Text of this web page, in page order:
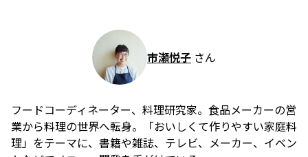
市瀬悦子 さん
フードコーディネーター、料理研究家。食品メーカーの営
業から料理の世界へ転身。「おいしくて作りやすい家庭料
理」をテーマに、書籍や雑誌、テレビ、メーカー、イベン